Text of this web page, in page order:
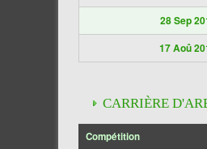
28 Sep
17 Aoû
CARRIÈRE
Compétition